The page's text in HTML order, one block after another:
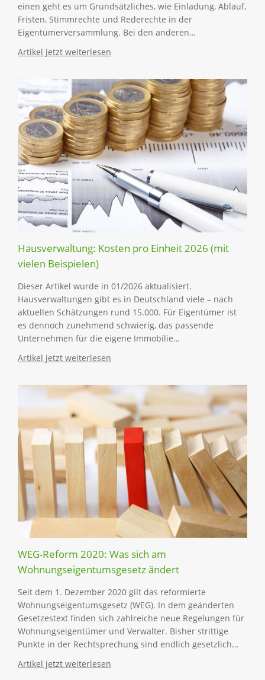
einen geht es um Grundsätzliches, wie Einladung, Ablauf,
Fristen, Stimmrechte und Rederechte in der
Eigentümerversammlung. Bei den anderen…
Artikel jetzt weiterlesen
Hausverwaltung: Kosten pro Einheit 2026 (mit
vielen Beispielen)
Dieser Artikel wurde in 01/2026 aktualisiert.
Hausverwaltungen gibt es in Deutschland viele – nach
aktuellen Schätzungen rund 15.000. Für Eigentümer ist
es dennoch zunehmend schwierig, das passende
Unternehmen für die eigene Immobilie…
Artikel jetzt weiterlesen
WEG-Reform 2020: Was sich am
Wohnungseigentumsgesetz ändert
Seit dem 1. Dezember 2020 gilt das reformierte
Wohnungseigentumsgesetz (WEG). In dem geänderten
Gesetzestext finden sich zahlreiche neue Regelungen für
Wohnungseigentümer und Verwalter. Bisher strittige
Punkte in der Rechtsprechung sind endlich gesetzlich…
Artikel jetzt weiterlesen